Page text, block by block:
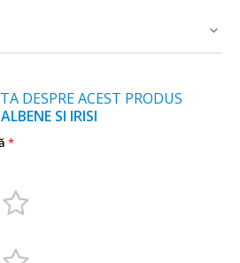
DESPRE ACEST PRODUS
SI IRISI